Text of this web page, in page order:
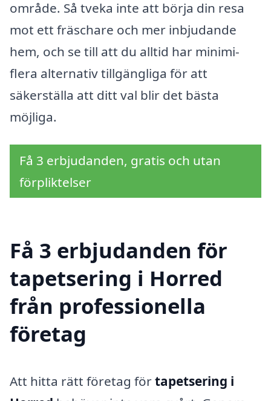
område. Så tveka inte att börja din resa
mot ett fräschare och mer inbjudande
hem, och se till att du alltid har minimi-
flera alternativ tillgängliga för att
säkerställa att ditt val blir det bästa
möjliga.
Få 3 erbjudanden, gratis och utan
förpliktelser
Få 3 erbjudanden för
tapetsering i Horred
från professionella
företag
Att hitta rätt företag förtapetsering i